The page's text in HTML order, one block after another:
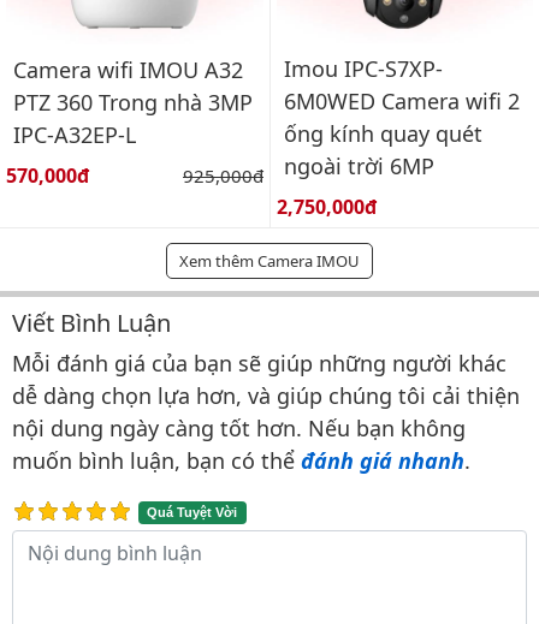
Camera wifi IMOU A32
PTZ 360 Trong nhà 3MP
IPC-A32EP-L
Giá bán:
570,000đ Giá gốc:
925,000đ
Imou IPC-S7XP-
6M0WED Camera wifi 2
ống kính quay quét
ngoài trời 6MP
Giá bán:
2,750,000đ
Xem thêm Camera IMOU
Bình luận & Đánh giá
Viết Bình Luận
Mỗi đánh giá của bạn sẽ giúp những người khác
dễ dàng chọn lựa hơn, và giúp chúng tôi cải thiện
nội dung ngày càng tốt hơn. Nếu bạn không
muốn bình luận, bạn có thể đánh giá nhanh.
Quá Tuyệt Vời
Nội dung bình luận